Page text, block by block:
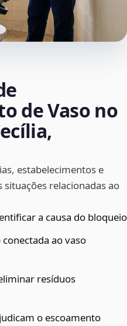
de Vaso no
estabelecimentos e
relacionadas ao
a causa do bloqueio
ao vaso
resíduos
o escoamento